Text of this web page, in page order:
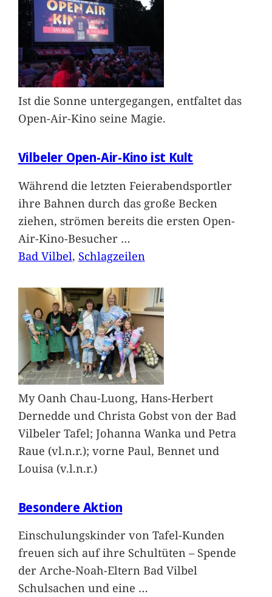
Ist die Sonne untergegangen, entfaltet das
Open-Air-Kino seine Magie.
Vilbeler Open-Air-Kino ist Kult
Während die letzten Feierabendsportler
ihre Bahnen durch das große Becken
ziehen, strömen bereits die ersten Open-
Air-Kino-Besucher …
Bad Vilbel, Schlagzeilen
My Oanh Chau-Luong, Hans-Herbert
Dernedde und Christa Gobst von der Bad
Vilbeler Tafel; Johanna Wanka und Petra
Raue (vl.n.r.); vorne Paul, Bennet und
Louisa (v.l.n.r.)
Besondere Aktion
Einschulungskinder von Tafel-Kunden
freuen sich auf ihre Schultüten – Spende
der Arche-Noah-Eltern Bad Vilbel
Schulsachen und eine …